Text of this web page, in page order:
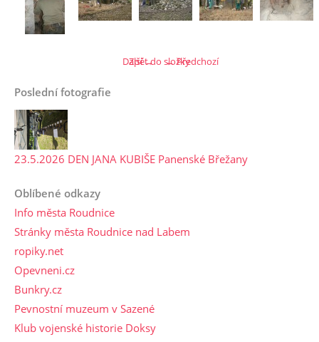
← Předchozí
Další →
Zpět do složky
Poslední fotografie
23.5.2026 DEN JANA KUBIŠE Panenské Břežany
Oblíbené odkazy
Info města Roudnice
Stránky města Roudnice nad Labem
ropiky.net
Opevneni.cz
Bunkry.cz
Pevnostní muzeum v Sazené
Klub vojenské historie Doksy